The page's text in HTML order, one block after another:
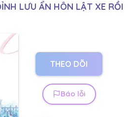
LƯU ẨN HÔN LẬT XE RỒI
THEO DÕI
Báo lỗi